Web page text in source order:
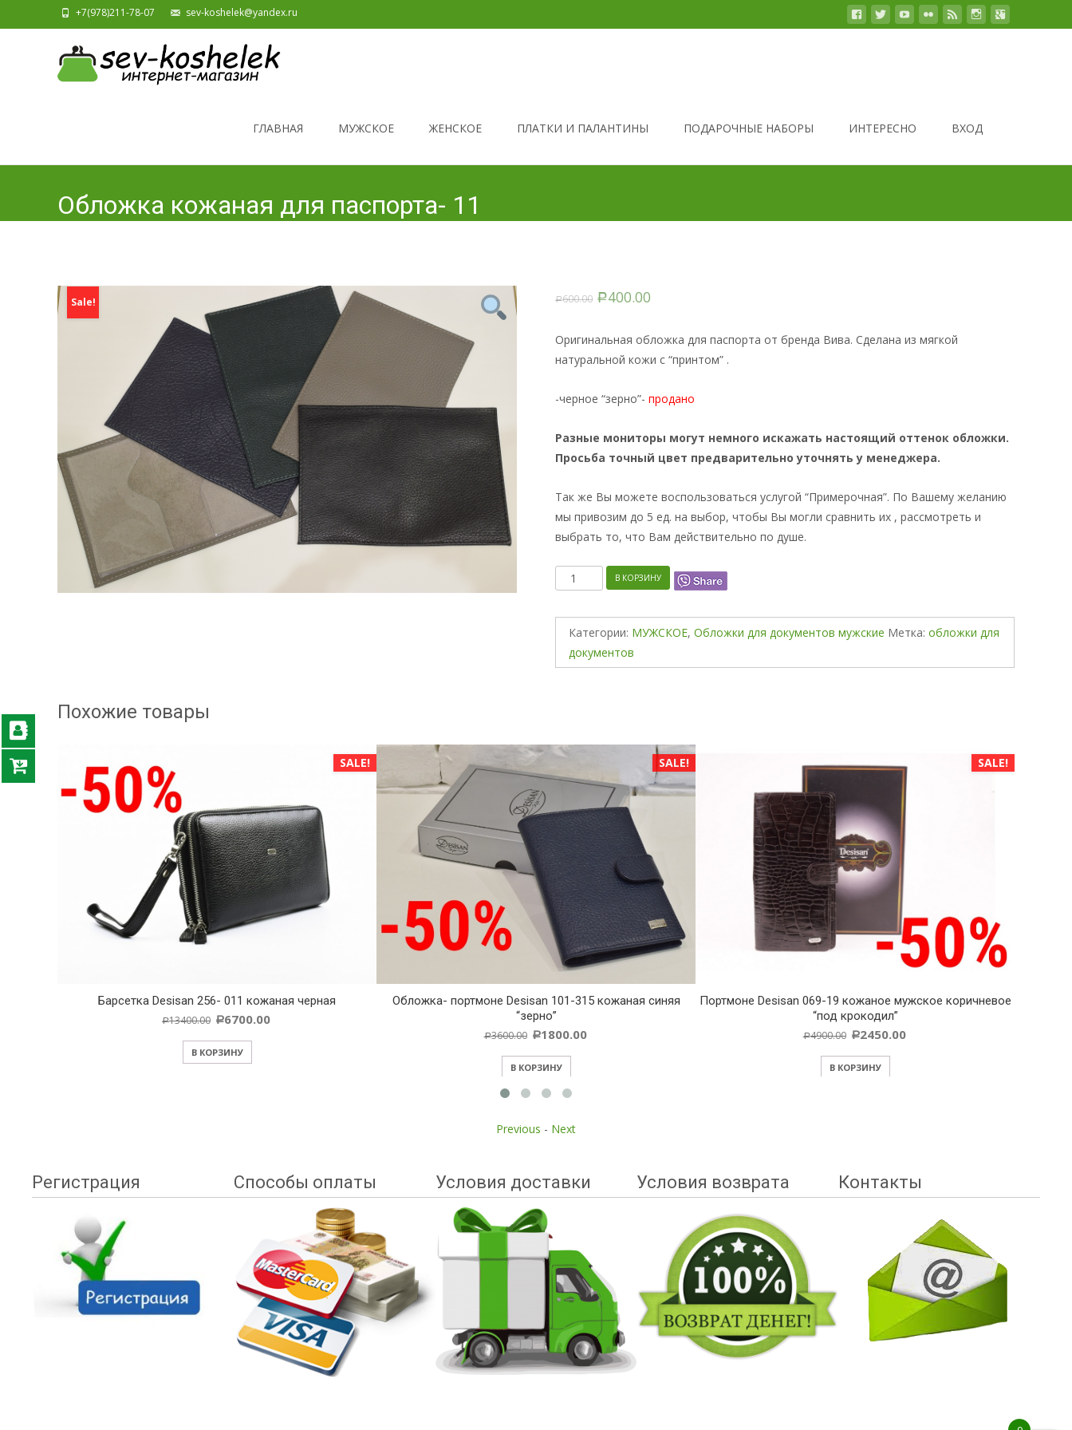
+7(978)211-78-07 sev-koshelek@yandex.ru
ГЛАВНАЯ
МУЖСКОЕ ЖЕНСКОЕ ПЛАТКИ И ПАЛАНТИНЫ ПОДАРОЧНЫЕ НАБОРЫ ИНТЕРЕСНО ВХОД
Обложка кожаная для паспорта- 11
Sale! Р600.00 Р400.00
Оригинальная обложка для паспорта от бренда Вива. Сделана из мягкой
натуральной кожи с “принтом” .
-черное “зерно”- продано
Разные мониторы могут немного искажать настоящий оттенок обложки.
Просьба точный цвет предварительно уточнять у менеджера.
Так же Вы можете воспользоваться услугой “Примерочная”. По Вашему желанию
мы привозим до 5 ед. на выбор, чтобы Вы могли сравнить их , рассмотреть и
выбрать то, что Вам действительно по душе.
КоличествоВ КОРЗИНУ
Категории: МУЖСКОЕ, Обложки для документов мужские Метка: обложки для
документов
Похожие товары
Барсетка Desisan 256- 011 кожаная черная
13400.00 Р6700.00
В КОРЗИНУ
Обложка- портмоне Desisan 101-315 кожаная синяя
Р1800.00
В КОРЗИНУ
Портмоне Desisan 069-19 кожаное мужское коричневое
“под крокодил”
Р2450.00
В КОРЗИНУ
Портмоне
Previous - Next
Регистрация Способы оплаты Условия доставки Условия возврата Контакты